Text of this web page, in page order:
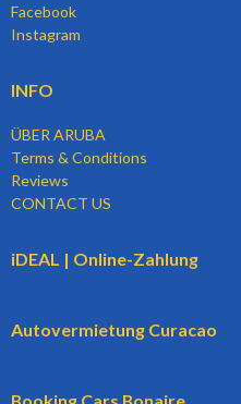
Facebook
Instagram
INFO
ÜBER ARUBA
Terms & Conditions
Reviews
CONTACT US
iDEAL | Online-Zahlung
Autovermietung Curacao